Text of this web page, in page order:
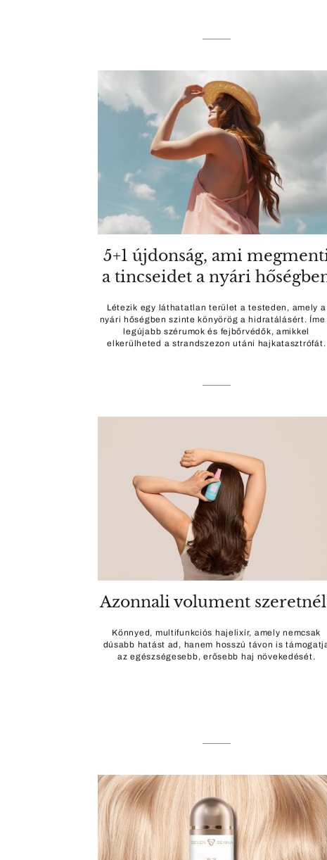
5+1 újdonság, ami
a tincseidet a nyári
Létezik egy láthatatlan terület a testeden, amely a
nyári hőségben szinte könyörög a hidratálásért. Íme
legújabb szérumok és fejbőrvédők, amikkel
elkerülheted a strandszezon utáni hajkatasztrófát.
Azonnali volument
Könnyed, multifunkciós hajelixír, amely nemcsak
dúsabb hatást ad, hanem hosszú távon is
az egészségesebb, erősebb haj növekedését.